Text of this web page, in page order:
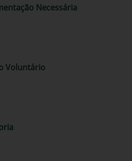
Necessária
Voluntário